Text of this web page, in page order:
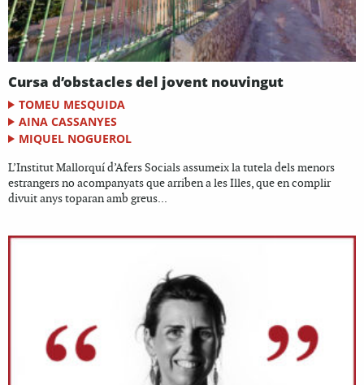
Cursa d’obstacles del jovent nouvingut
TOMEU MESQUIDA
AINA CASSANYES
MIQUEL NOGUEROL
L’Institut Mallorquí d’Afers Socials assumeix la tutela dels menors
estrangers no acompanyats que arriben a les Illes, que en complir
divuit anys toparan amb greus...